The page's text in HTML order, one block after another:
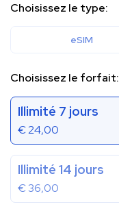
Choisissez le type:
eSIM
Choisissez le forfait:
Illimité 7 jours
€24,00
Illimité 14 jours
€36,00